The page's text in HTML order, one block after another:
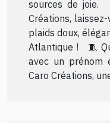
sources de joie.
Créations,
plaids doux,
Atlantique ! 🧵
avec un prénom
Caro Créations,